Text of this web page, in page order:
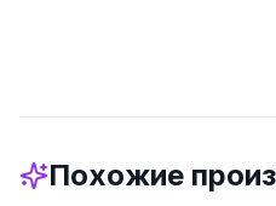
Похожие